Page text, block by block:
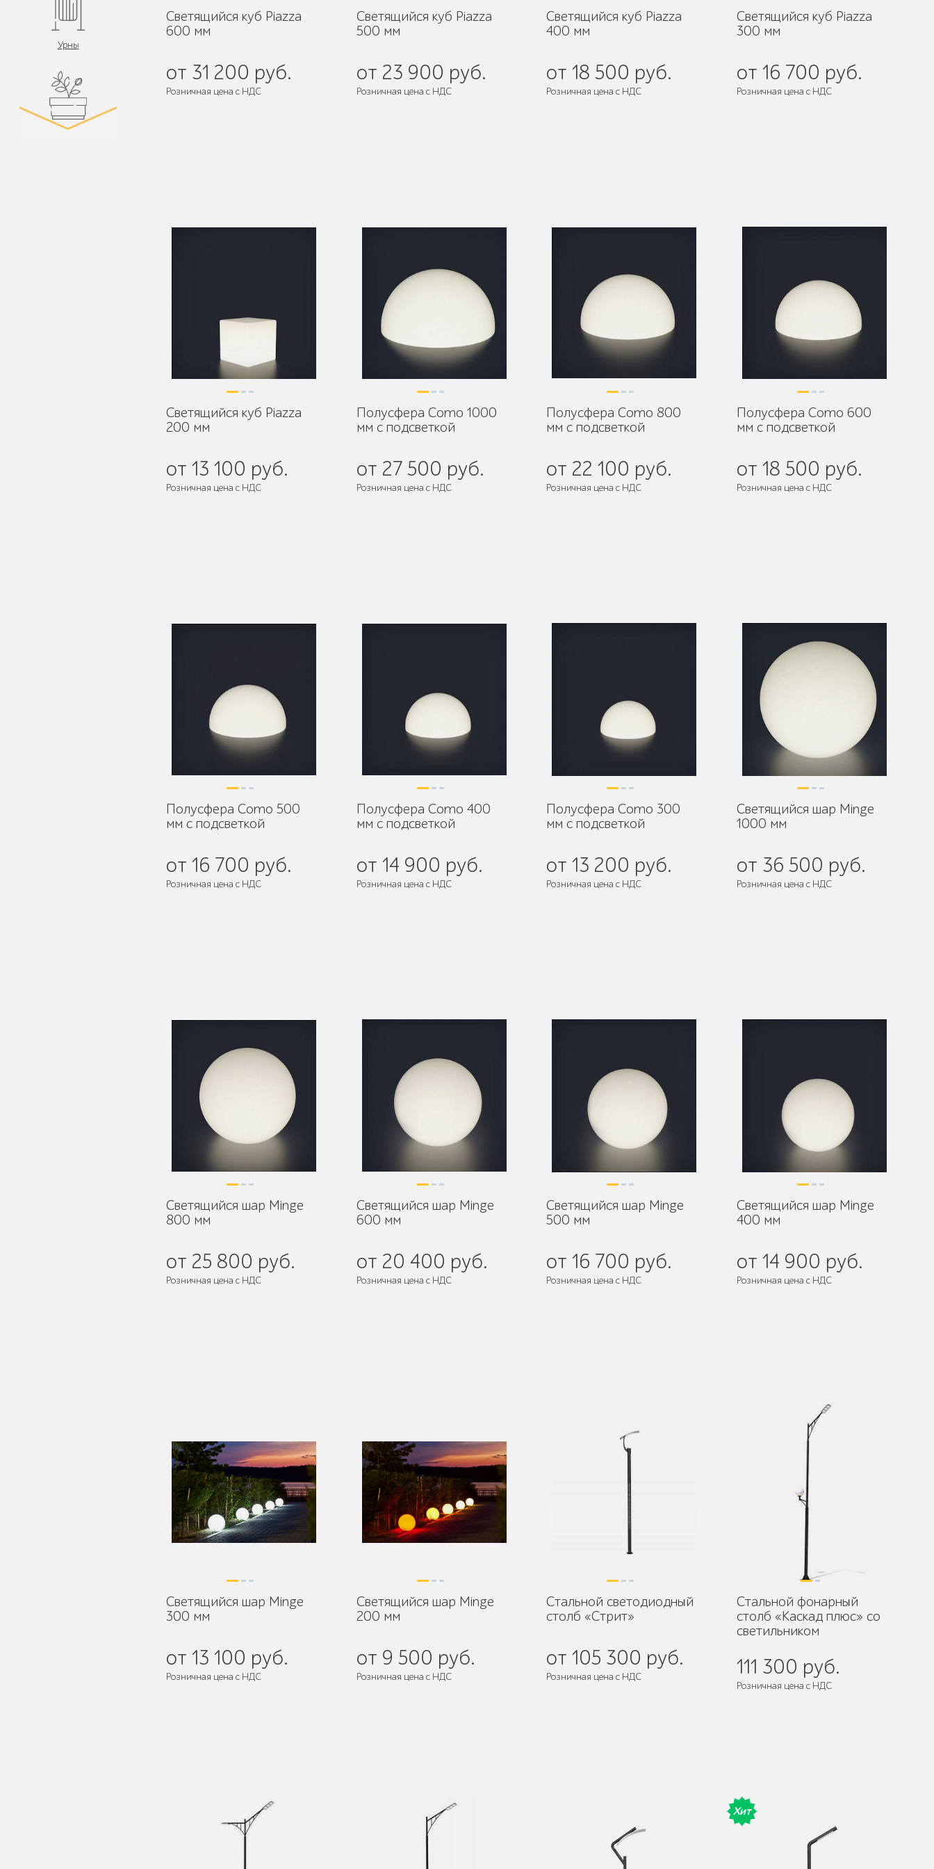
Урны
Цветочницы и
Светящийся куб Piazza
600 мм
от 31 200 руб.
Розничная цена с НДС
Светящийся куб Piazza
500 мм
от 23 900 руб.
Розничная цена с НДС
Светящийся куб Piazza
400 мм
от 18 500 руб.
Розничная цена с НДС
Светящийся куб Piazza
300 мм
от 16 700 руб.
Розничная цена с НДС
Светящийся куб Piazza
200 мм
от 13 100 руб.
Розничная цена с НДС
Полусфера Como 1000
мм с подсветкой
от 27 500 руб.
Розничная цена с НДС
Полусфера Como 800
мм с подсветкой
от 22 100 руб.
Розничная цена с НДС
Полусфера Como 600
мм с подсветкой
от 18 500 руб.
Розничная цена с НДС
Полусфера Como 500
мм с подсветкой
от 16 700 руб.
Розничная цена с НДС
Полусфера Como 400
мм с подсветкой
от 14 900 руб.
Розничная цена с НДС
Полусфера Como 300
мм с подсветкой
от 13 200 руб.
Розничная цена с НДС
Светящийся шар Minge
1000 мм
от 36 500 руб.
Розничная цена с НДС
Светящийся шар Minge
800 мм
от 25 800 руб.
Розничная цена с НДС
Светящийся шар Minge
600 мм
от 20 400 руб.
Розничная цена с НДС
Светящийся шар Minge
500 мм
от 16 700 руб.
Розничная цена с НДС
Светящийся шар Minge
400 мм
от 14 900 руб.
Розничная цена с НДС
Светящийся шар Minge
300 мм
от 13 100 руб.
Розничная цена с НДС
Светящийся шар Minge
200 мм
от 9 500 руб.
Розничная цена с НДС
Стальной светодиодный
столб «Стрит»
от 105 300 руб.
Розничная цена с НДС
Стальной фонарный
столб «Каскад плюс» со
светильником
111 300 руб.
Розничная цена с НДС
Хит